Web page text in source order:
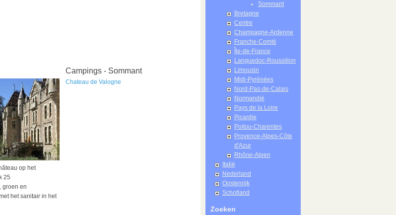
op het
25
groen en
het sanitair in het
Campings - Sommant
Chateau de Valogne
Sommant
Bretagne
Centre
Champagne-Ardenne
Franche-Comté
Île-de-France
Languedoc-Roussillon
Limousin
Midi-Pyrénées
Nord-Pas-de-Calais
Normandië
Pays de la Loire
Picardie
Poitou-Charentes
Provence-Alpes-Côte
d'Azur
Rhône-Alpen
Italië
Nederland
Oostenrijk
Schotland
Zoeken